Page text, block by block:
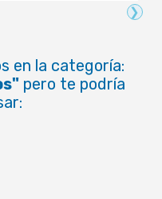
❯
en la categoría:
pero te podría